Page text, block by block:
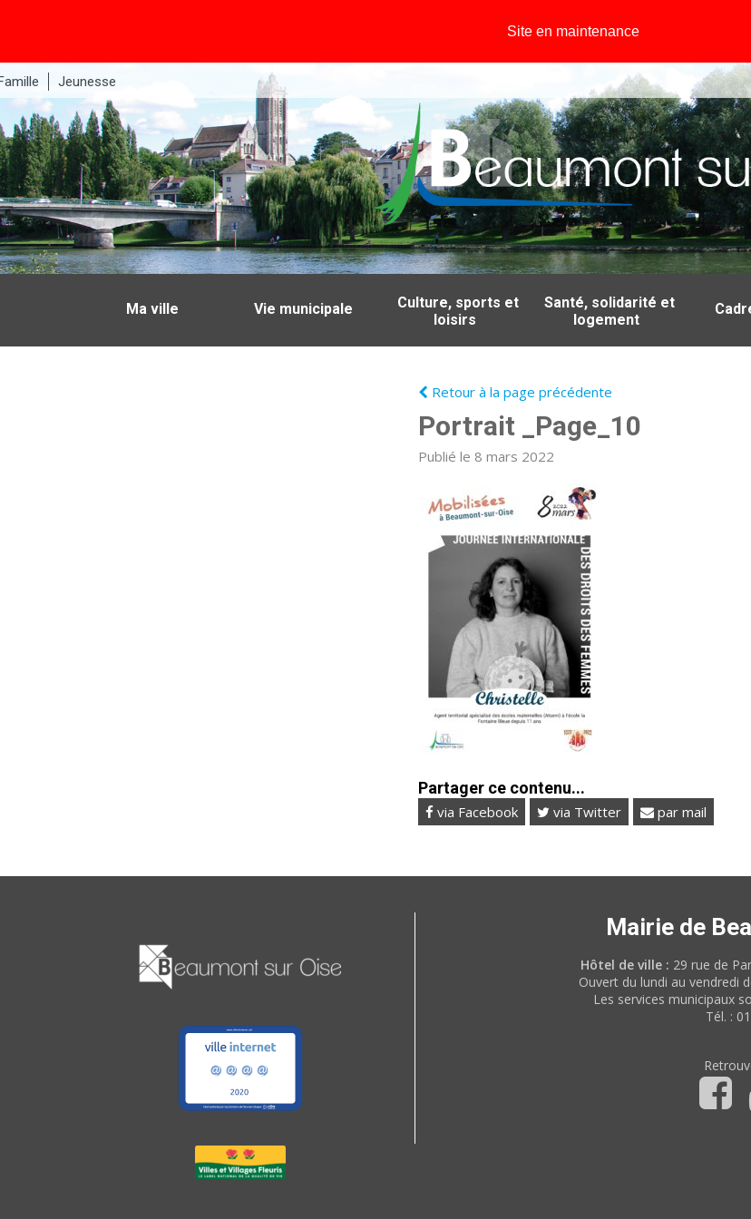
Jeunesse
Ma ville Vie municipale
Culture, sports et
loisirs
Santé, solidarité et
logement
Retour à la page précédente
Portrait _Page_10
Publié le 8 mars 2022
Partager ce contenu...
via Facebook via Twitter par mail
Mairie de
Hôtel de ville : 29 rue de
Ouvert du lundi au vendredi
Les services municipaux
Tél. :
Site en maintenance